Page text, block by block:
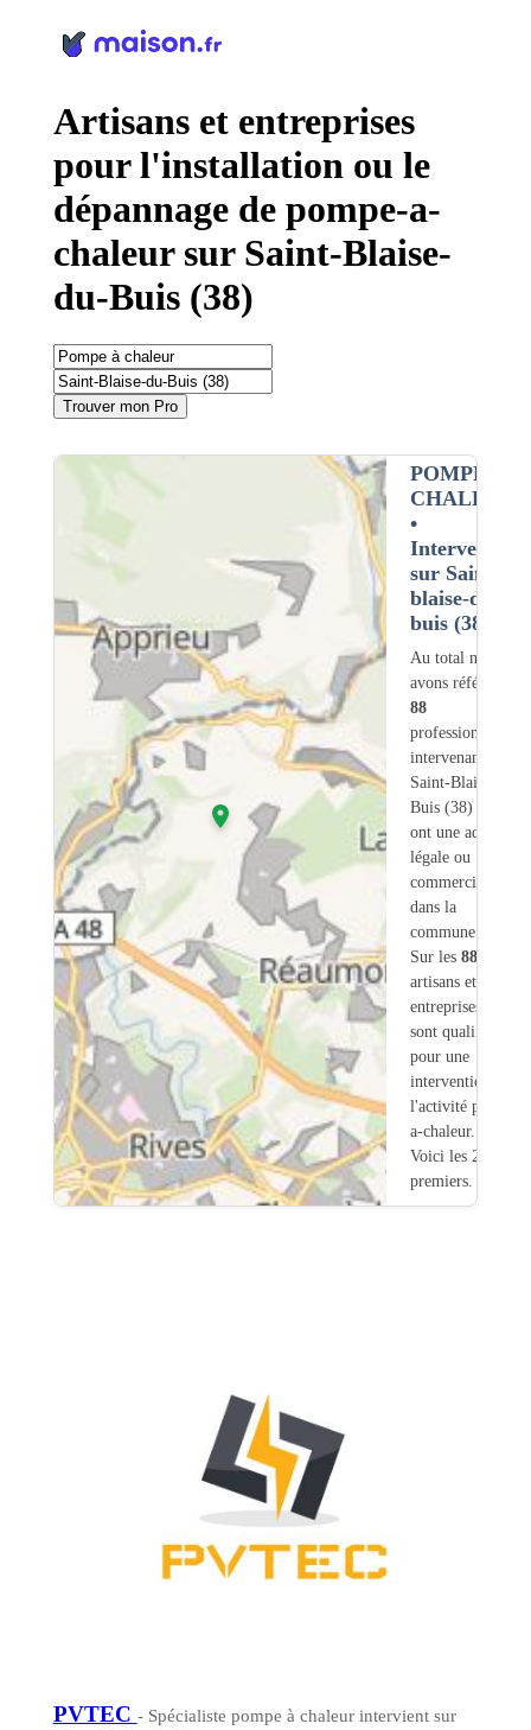
Artisans et entreprises
pour l'installation ou le
dépannage de pompe-a-
chaleur sur Saint-Blaise-
du-Buis (38)
Trouver mon Pro
POMPE À
CHALEUR
•
Intervention
sur Saint-
blaise-du-
buis (38)
Au total nous
avons référencé
88
professionnels
intervenant sur
Saint-Blaise-du-
Buis (38) dont
ont une adresse
légale ou
commerciale
dans la
commune.
Sur les 88
artisans et
entreprises
sont qualifiés
pour une
intervention sur
l'activité pompe-
a-chaleur.
Voici les 20
premiers.
PVTEC - Spécialiste pompe à chaleur intervient sur